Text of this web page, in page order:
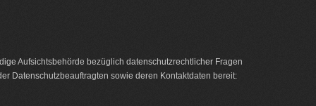
Aufsichtsbehörde bezüglich datenschutzrechtlicher Fragen
Datenschutzbeauftragten sowie deren Kontaktdaten bereit: